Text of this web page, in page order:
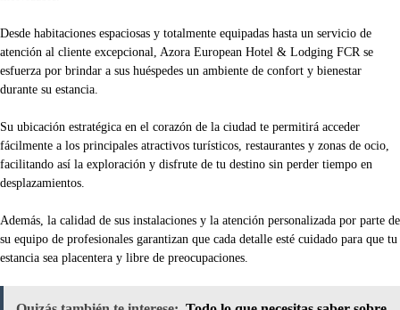
Desde habitaciones espaciosas y totalmente equipadas hasta un servicio de
atención al cliente excepcional, Azora European Hotel & Lodging FCR se
esfuerza por brindar a sus huéspedes un ambiente de confort y bienestar
durante su estancia.
Su ubicación estratégica en el corazón de la ciudad te permitirá acceder
fácilmente a los principales atractivos turísticos, restaurantes y zonas de ocio,
facilitando así la exploración y disfrute de tu destino sin perder tiempo en
desplazamientos.
Además, la calidad de sus instalaciones y la atención personalizada por parte de
su equipo de profesionales garantizan que cada detalle esté cuidado para que tu
estancia sea placentera y libre de preocupaciones.